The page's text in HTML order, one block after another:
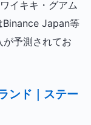
イキキ・グアム
Binance Japan等
が予測されてお
ンド｜ステー